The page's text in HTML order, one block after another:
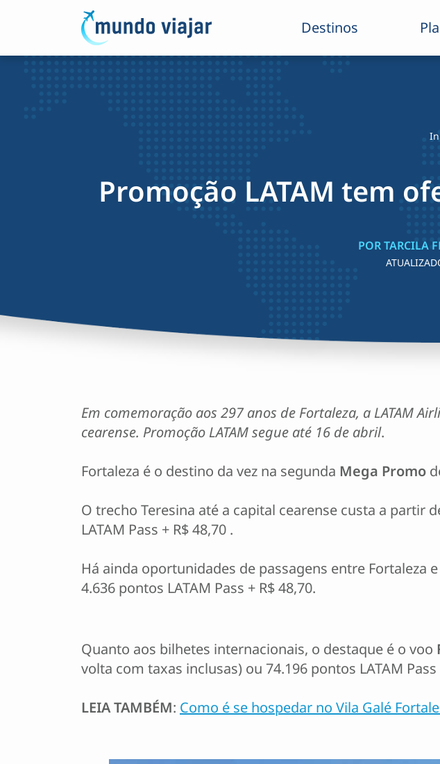
Destinos
Promoção LATAM tem
POR TARCILA
Em comemoração aos 297 anos de Fortaleza, a LATAM
cearense. Promoção LATAM segue até 16 de abril.
Fortaleza é o destino da vez na segunda Mega Promo
O trecho Teresina até a capital cearense custa a partir
LATAM Pass + R$ 48,70 .
Há ainda oportunidades de passagens entre Fortaleza
4.636 pontos LATAM Pass + R$ 48,70.
Quanto aos bilhetes internacionais, o destaque é o voo
volta com taxas inclusas) ou 74.196 pontos LATAM
LEIA TAMBÉM: Como é se hospedar no Vila Galé